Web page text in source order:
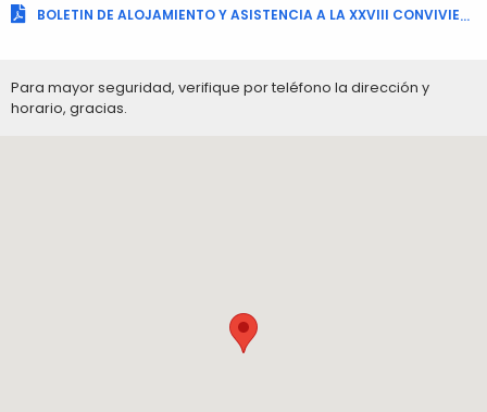
BOLETIN DE ALOJAMIENTO Y ASISTENCIA A LA XXVIII CONVIVIENCIA REGIONAL CANARIA 12 PASOS UNA VIDA
Para mayor seguridad, verifique por teléfono la dirección y
horario, gracias.